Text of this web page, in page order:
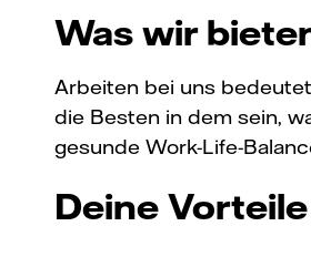
Was wir
Arbeiten bei uns
die Besten in dem sein,
gesunde Work-Life-
Deine